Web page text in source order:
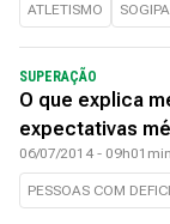
ATLETISMO SOGIPA
SUPERAÇÃO
O que explica
expectativas
06/07/2014 - 09h01min
PESSOAS COM